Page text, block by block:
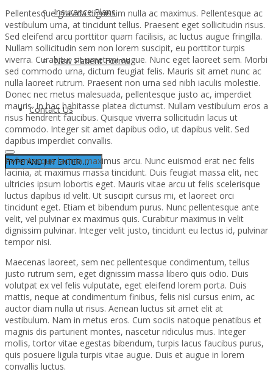
Insurance Plans
New Patient Forms
Contact Us
Pellentesque gravida dignissim nulla ac maximus. Pellentesque ac
vestibulum urna, at tincidunt tellus. Praesent eget sollicitudin risus.
Sed eleifend arcu porttitor quam facilisis, ac luctus augue fringilla.
Nullam sollicitudin sem non lorem suscipit, eu porttitor turpis
viverra. Curabitur sit amet mi augue. Nunc eget laoreet sem. Morbi
sed commodo urna, dictum feugiat felis. Mauris sit amet nunc ac
nulla laoreet rutrum. Praesent non urna sed nibh iaculis molestie.
Donec nec metus malesuada, pellentesque justo ac, imperdiet
mauris. In hac habitasse platea dictumst. Nullam vestibulum eros a
risus hendrerit faucibus. Quisque viverra sollicitudin lacus ut
commodo. Integer sit amet dapibus odio, ut dapibus velit. Sed
dapibus imperdiet convallis.
Pellentesque lacinia maximus arcu. Nunc euismod erat nec felis
lacinia, at maximus massa tincidunt. Duis feugiat massa elit, nec
ultricies ipsum lobortis eget. Mauris vitae arcu ut felis scelerisque
luctus dapibus id velit. Ut suscipit cursus mi, et laoreet orci
tincidunt eget. Etiam et bibendum purus. Nunc pellentesque ante
velit, vel pulvinar ex maximus quis. Curabitur maximus in velit
dignissim pulvinar. Integer velit justo, tincidunt eu lectus id, pulvinar
tempor nisi.
Maecenas laoreet, sem nec pellentesque condimentum, tellus
justo rutrum sem, eget dignissim massa libero quis odio. Duis
volutpat ex vel felis vulputate, eget eleifend lorem porta. Duis
mattis, neque at condimentum finibus, felis nisl cursus enim, ac
auctor diam nulla ut risus. Aenean luctus sit amet elit at
vestibulum. Nam in metus eros. Cum sociis natoque penatibus et
magnis dis parturient montes, nascetur ridiculus mus. Integer
mollis, tortor vitae egestas bibendum, turpis lacus faucibus purus,
quis posuere ligula turpis vitae augue. Duis et augue in lorem
convallis luctus.